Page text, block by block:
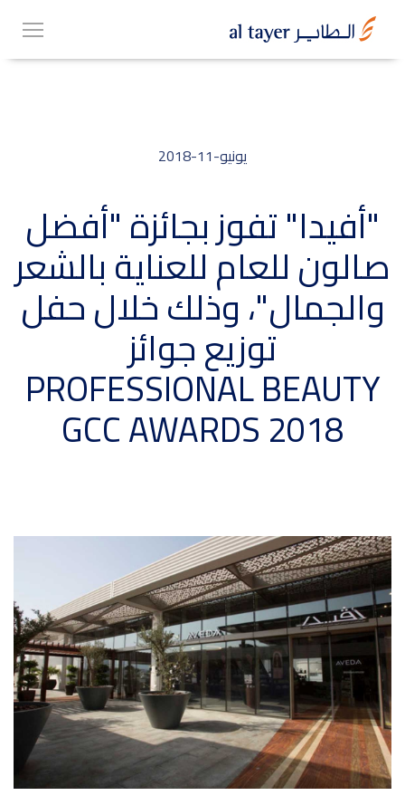
main
EN
عربي
أعمالنا
الوظائف
الأخبار
والأحداث
Help
سياسة
الإسترجاع
تحدث
موقعنا
يونيو-11-2018
"أفيدا" تفوز بجائزة "أفضل
صالون للعام للعناية بالشعر
والجمال"، وذلك خلال حفل
توزيع جوائز
PROFESSIONAL BEAUTY
GCC AWARDS 2018